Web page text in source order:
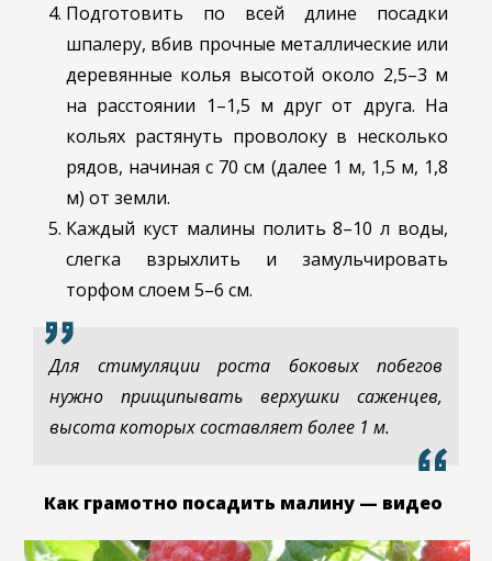
Подготовить по всей длине посадки
шпалеру, вбив прочные металлические или
деревянные колья высотой около 2,5–3 м
на расстоянии 1–1,5 м друг от друга. На
кольях растянуть проволоку в несколько
рядов, начиная с 70 см (далее 1 м, 1,5 м, 1,8
м) от земли.
Каждый куст малины полить 8–10 л воды,
слегка взрыхлить и замульчировать
торфом слоем 5–6 см.
Для стимуляции роста боковых побегов
нужно прищипывать верхушки саженцев,
высота которых составляет более 1 м.
Как грамотно посадить малину — видео